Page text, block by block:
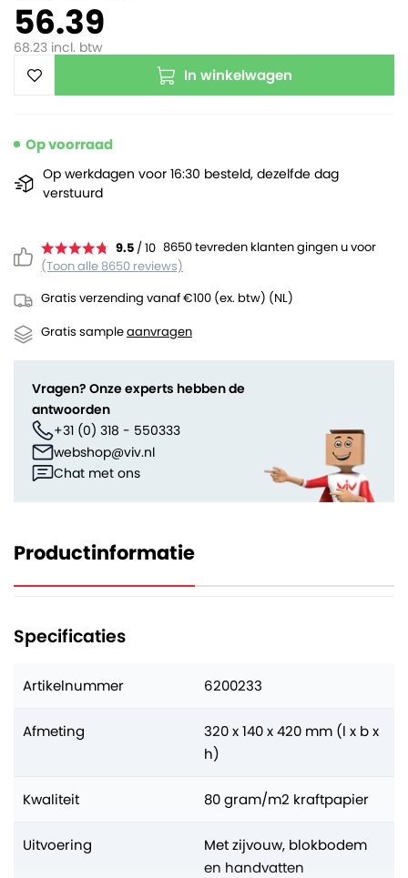
56.39
68.23 incl. btw
In winkelwagen
9.5 / 10 8650 tevreden klanten gingen u voor
(Toon alle 8650 reviews)
Gratis verzending vanaf €100 (ex. btw) (NL)
Gratis sampleaanvragen
Op voorraad
Op werkdagen voor 16:30 besteld, dezelfde dag
verstuurd
Vragen? Onze experts hebben de
antwoorden
+31 (0) 318 - 550333
webshop@viv.nl
Chat met ons
Productinformatie
Specificaties
Artikelnummer 6200233
Afmeting
320 x 140 x 420 mm (l x b x
h)
Kwaliteit 80 gram/m2 kraftpapier
Uitvoering
Met zijvouw, blokbodem
en handvatten